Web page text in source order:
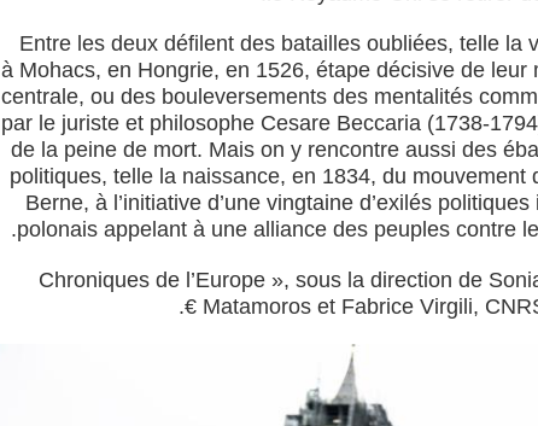
Entre les deux défilent des batailles oubliées, telle la
à Mohacs, en Hongrie, en 1526, étape décisive de leur
centrale, ou des bouleversements des mentalités
par le juriste et philosophe Cesare Beccaria (1738-
de la peine de mort. Mais on y rencontre aussi des
politiques, telle la naissance, en 1834, du mouvement
Berne, à l’initiative d’une vingtaine d’exilés
polonais appelant à une alliance des peuples contre
« Chroniques de l’Europe », sous la direction de
Matamoros et Fabrice Virgili,